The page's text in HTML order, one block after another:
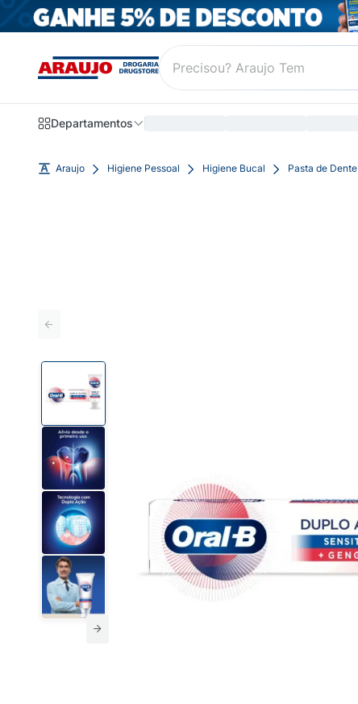
Departamentos
Araujo Higiene Pessoal Higiene Bucal Pasta de Dente